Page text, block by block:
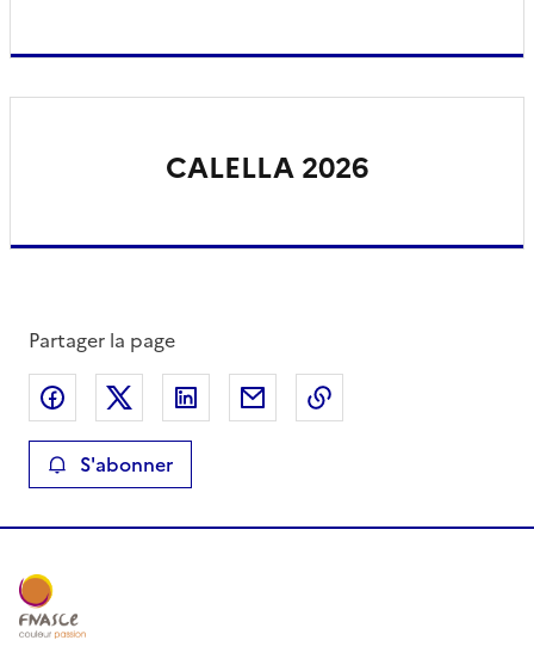
CALELLA 2026
Partager la page
Partager sur Facebook
Partager sur XPartager sur LinkedIn
Partager par email
S'abonner